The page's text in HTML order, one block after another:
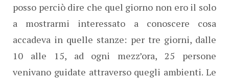
posso perciò dire che quel giorno non ero il solo
a mostrarmi interessato a conoscere cosa
accadeva in quelle stanze: per tre giorni, dalle
10 alle 15, ad ogni mezz’ora, 25 persone
venivano guidate attraverso quegli ambienti. Le